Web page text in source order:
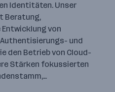
Identitäten. Unser
Beratung,
von
und
den Betrieb von Cloud-
Stärken fokussierten